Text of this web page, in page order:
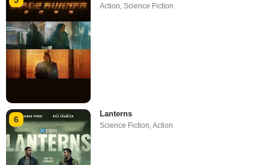
Action,Science Fiction
6
Lanterns
Science Fiction ,Action